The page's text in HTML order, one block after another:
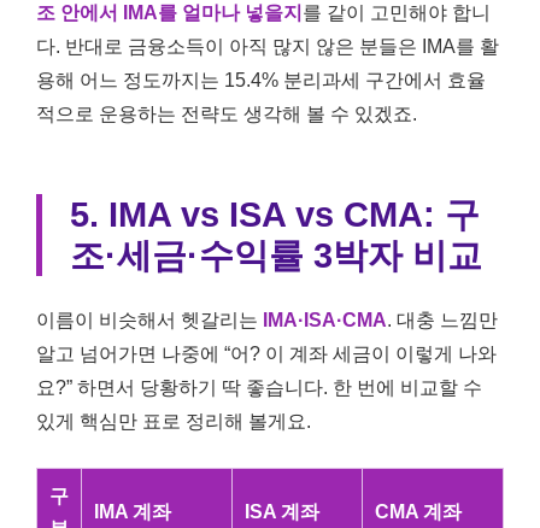
조 안에서 IMA를 얼마나 넣을지 를 같이 고민해야 합니
다. 반대로 금융소득이 아직 많지 않은 분들은 IMA를 활
용해 어느 정도까지는 15.4% 분리과세 구간에서 효율
적으로 운용하는 전략도 생각해 볼 수 있겠죠.
5. IMA vs ISA vs CMA: 구
조·세금·수익률 3박자 비교
이름이 비슷해서 헷갈리는 IMA·ISA·CMA. 대충 느낌만
알고 넘어가면 나중에 “어? 이 계좌 세금이 이렇게 나와
요?” 하면서 당황하기 딱 좋습니다. 한 번에 비교할 수
있게 핵심만 표로 정리해 볼게요.
구
IMA 계좌 ISA 계좌 CMA 계좌